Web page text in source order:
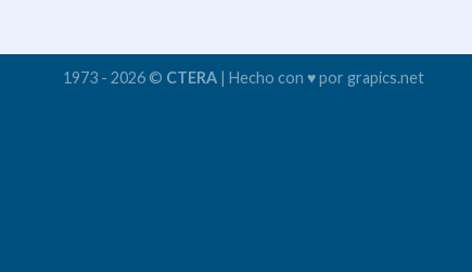
1973 - 2026 © CTERA| Hecho con ♥ por grapics.net